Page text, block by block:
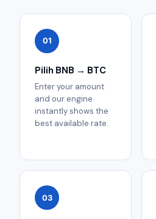
01
Pilih BNB → BTC
Enter your amount
and our engine
instantly shows the
best available rate.
03